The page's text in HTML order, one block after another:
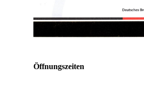
Öffnungszeiten